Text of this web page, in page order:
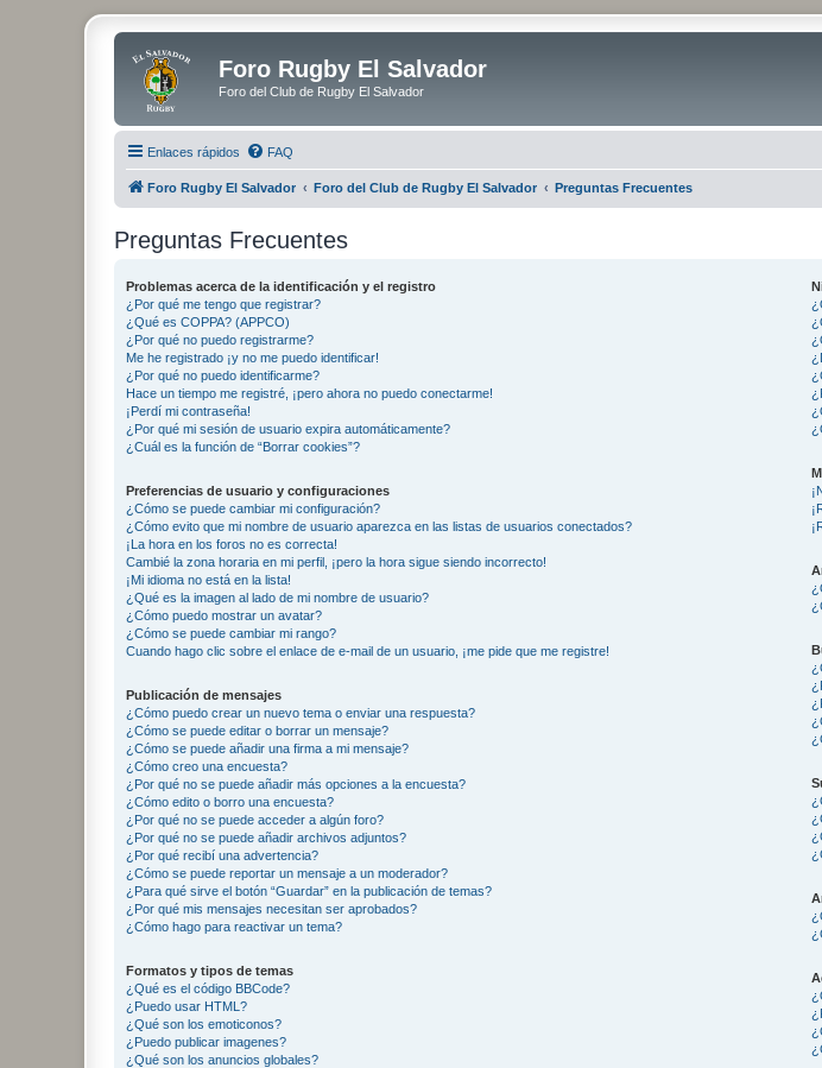
Foro Rugby El Salvador
Foro del Club de Rugby El Salvador
Enlaces rápidos FAQ
Foro Rugby El Salvador Foro del Club de Rugby El Salvador Preguntas Frecuentes
Preguntas Frecuentes
Problemas acerca de la identificación y el registro
¿Por qué me tengo que registrar?
¿Qué es COPPA? (APPCO)
¿Por qué no puedo registrarme?
Me he registrado ¡y no me puedo identificar!
¿Por qué no puedo identificarme?
Hace un tiempo me registré, ¡pero ahora no puedo conectarme!
¡Perdí mi contraseña!
¿Por qué mi sesión de usuario expira automáticamente?
¿Cuál es la función de “Borrar cookies”?
Preferencias de usuario y configuraciones
¿Cómo se puede cambiar mi configuración?
¿Cómo evito que mi nombre de usuario aparezca en las listas de usuarios conectados?
¡La hora en los foros no es correcta!
Cambié la zona horaria en mi perfil, ¡pero la hora sigue siendo incorrecto!
¡Mi idioma no está en la lista!
¿Qué es la imagen al lado de mi nombre de usuario?
¿Cómo puedo mostrar un avatar?
¿Cómo se puede cambiar mi rango?
Cuando hago clic sobre el enlace de e-mail de un usuario, ¡me pide que me registre!
Publicación de mensajes
¿Cómo puedo crear un nuevo tema o enviar una respuesta?
¿Cómo se puede editar o borrar un mensaje?
¿Cómo se puede añadir una firma a mi mensaje?
¿Cómo creo una encuesta?
¿Por qué no se puede añadir más opciones a la encuesta?
¿Cómo edito o borro una encuesta?
¿Por qué no se puede acceder a algún foro?
¿Por qué no se puede añadir archivos adjuntos?
¿Por qué recibí una advertencia?
¿Cómo se puede reportar un mensaje a un moderador?
¿Para qué sirve el botón “Guardar” en la publicación de temas?
¿Por qué mis mensajes necesitan ser aprobados?
¿Cómo hago para reactivar un tema?
Formatos y tipos de temas
¿Qué es el código BBCode?
¿Puedo usar HTML?
¿Qué son los emoticonos?
¿Puedo publicar imagenes?
¿Qué son los anuncios globales?